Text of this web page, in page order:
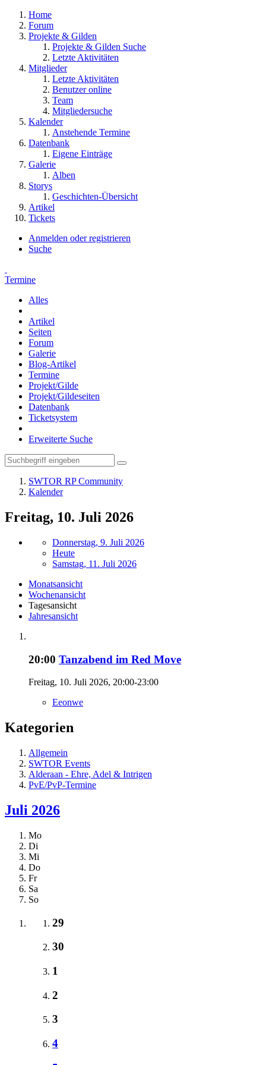
Home
Forum
Projekte & Gilden
Projekte & Gilden Suche
Letzte Aktivitäten
Mitglieder
Letzte Aktivitäten
Benutzer online
Team
Mitgliedersuche
Kalender
Anstehende Termine
Datenbank
Eigene Einträge
Galerie
Alben
Storys
Geschichten-Übersicht
Artikel
Tickets
Anmelden oder registrieren
Suche
Termine
Alles
Artikel
Seiten
Forum
Galerie
Blog-Artikel
Termine
Projekt/Gilde
Projekt/Gildeseiten
Datenbank
Ticketsystem
Erweiterte Suche
SWTOR RP Community
Kalender
Freitag, 10. Juli 2026
Donnerstag, 9. Juli 2026
Heute
Samstag, 11. Juli 2026
Monatsansicht
Wochenansicht
Tagesansicht
Jahresansicht
20:00 Tanzabend im Red Move
Freitag, 10. Juli 2026, 20:00-23:00
Eeonwe
Kategorien
Allgemein
SWTOR Events
Alderaan - Ehre, Adel & Intrigen
PvE/PvP-Termine
Juli 2026
Mo
Di
Mi
Do
Fr
Sa
So
29
30
1
2
3
4